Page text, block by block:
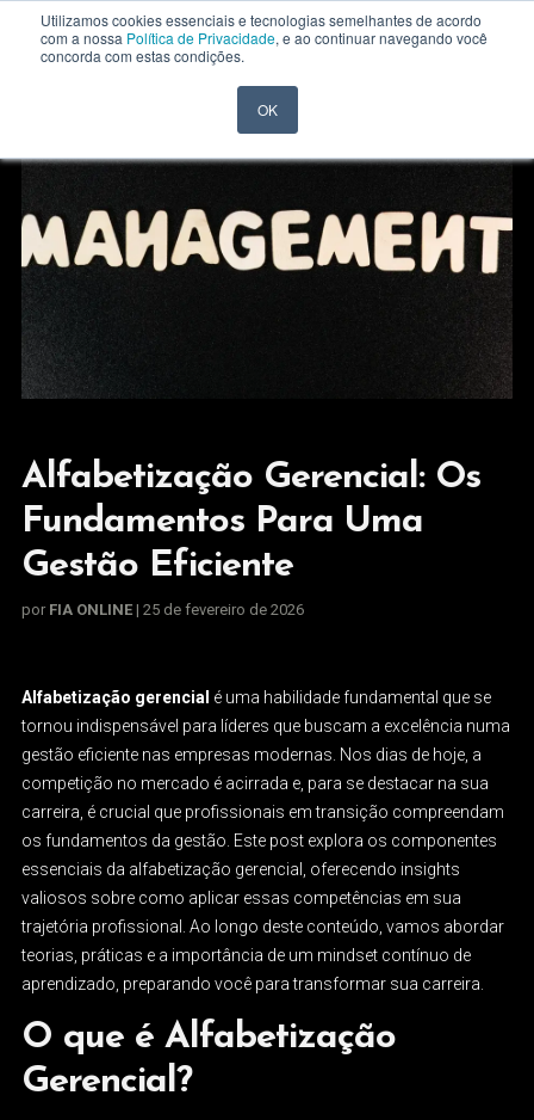
Utilizamos cookies essenciais e tecnologias semelhantes de acordo
com a nossa Política de Privacidade, e ao continuar navegando você
concorda com estas condições.
OK
Alfabetização Gerencial: Os
Fundamentos Para Uma
Gestão Eficiente
por FIA ONLINE | 25 de fevereiro de 2026
Alfabetização gerencial é uma habilidade fundamental que se
tornou indispensável para líderes que buscam a excelência numa
gestão eficiente nas empresas modernas. Nos dias de hoje, a
competição no mercado é acirrada e, para se destacar na sua
carreira, é crucial que profissionais em transição compreendam
os fundamentos da gestão. Este post explora os componentes
essenciais da alfabetização gerencial, oferecendo insights
valiosos sobre como aplicar essas competências em sua
trajetória profissional. Ao longo deste conteúdo, vamos abordar
teorias, práticas e a importância de um mindset contínuo de
aprendizado, preparando você para transformar sua carreira.
O que é Alfabetização
Gerencial?